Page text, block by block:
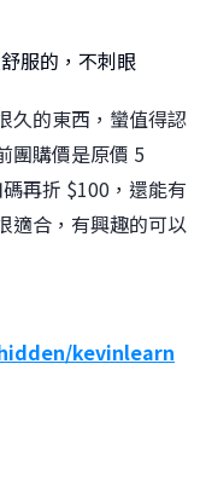
服的，不刺眼
久的東西，蠻值得認
團購價是原價 5
再折 $100，還能有
適合，有興趣的可以
kevinlearn